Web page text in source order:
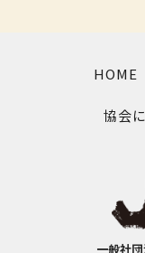
HOME
協会
一般社